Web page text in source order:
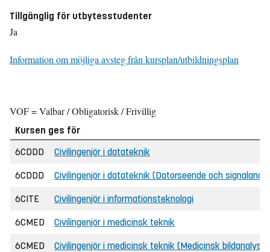
Tillgänglig för utbytesstudenter
Ja
Information om möjliga avsteg från kursplan/utbildningsplan
VOF = Valbar / Obligatorisk / Frivillig
Kursen ges för
6CDDD
Civilingenjör i datateknik
6CDDD Civilingenjör i datateknik (Datorseende och
6CITE Civilingenjör i informationsteknologi
6CMED Civilingenjör i medicinsk teknik
6CMED Civilingenjör i medicinsk teknik (Medicinsk bildanalys